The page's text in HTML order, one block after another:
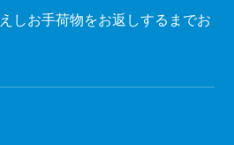
しお手荷物をお返しするまでお